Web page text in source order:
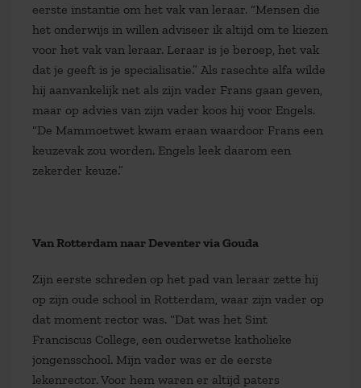
eerste instantie om het vak van leraar. “Mensen die
het onderwijs in willen adviseer ik altijd om te kiezen
voor het vak van leraar. Leraar is je beroep, het vak
dat je geeft is je specialisatie.” Als rasechte alfa wilde
hij aanvankelijk net als zijn vader Frans gaan geven,
maar op advies van zijn vader koos hij voor Engels.
“De Mammoetwet kwam eraan waardoor Frans een
keuzevak zou worden. Engels leek daarom een
zekerder keuze.”
Van Rotterdam naar Deventer via Gouda
Zijn eerste schreden op het pad van leraar zette hij
op zijn oude school in Rotterdam, waar zijn vader op
dat moment rector was. “Dat was het Sint
Franciscus College, een ouderwetse katholieke
jongensschool. Mijn vader was er de eerste
lekenrector. Voor hem waren er altijd paters